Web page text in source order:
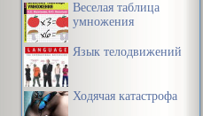
Веселая таблица
умножения
Язык телодвижений
Ходячая катастрофа